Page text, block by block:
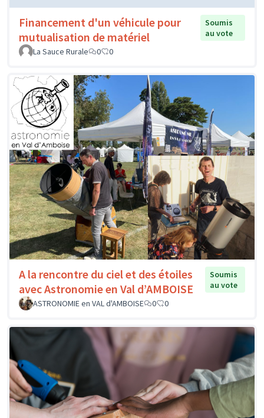
Financement d'un véhicule pour
mutualisation de matériel
Soumis
au vote
La Sauce Rurale
0 0
A la rencontre du ciel et des étoiles
avec Astronomie en Val d’AMBOISE
Soumis
au vote
ASTRONOMIE en VAL d'AMBOISE
0 0